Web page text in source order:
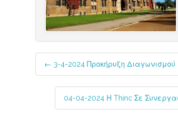
Post
navigation
← 3-4-2024 Προκήρυξη
04-04-2024 Η Thinc Σε